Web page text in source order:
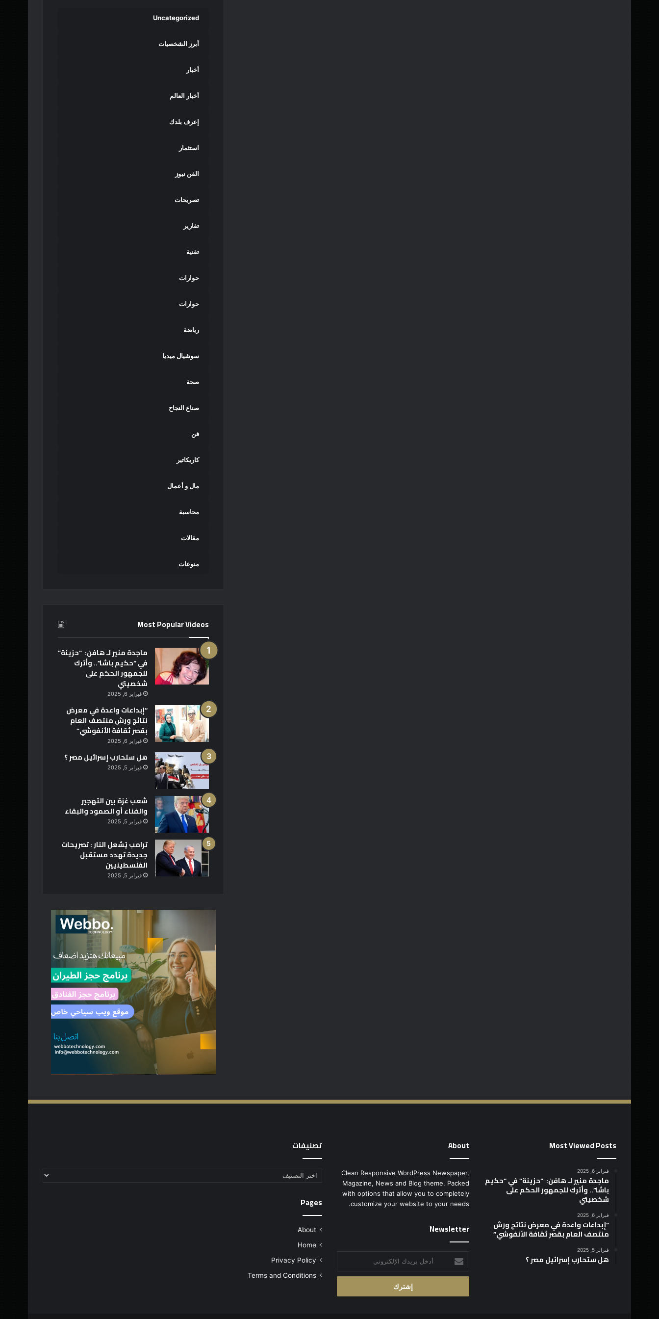
Uncategorized
أبرز الشخصيات
أخبار
أخبار العالم
إعرف بلدك
استثمار
الفن نيوز
تصريحات
تقارير
تقنية
حوارات
حوارات
رياضة
سوشيال ميديا
صحة
صناع النجاح
فن
كاريكاتير
مال و أعمال
محاسبة
مقالات
منوعات
Most Popular Videos
ماجدة منير لـ هافن: “حزينة”
في “حكيم باشا”.. وأترك
للجمهور الحكم على
شخصيتي
فبراير 6, 2025
“إبداعات واعدة في معرض
نتائج ورش منتصف العام
بقصر ثقافة الأنفوشي”
فبراير 6, 2025
هل ستحارب إسرائيل مصر ؟
فبراير 5, 2025
شعب غزة بين التهجير
والفناء أو الصمود والبقاء
فبراير 5, 2025
ترامب يُشعل النار : تصريحات
جديدة تهدد مستقبل
الفلسطينيين
فبراير 5, 2025
Most Viewed Posts
فبراير 6, 2025
ماجدة منير لـ هافن: “حزينة” في “حكيم
باشا”.. وأترك للجمهور الحكم على
شخصيتي
فبراير 6, 2025
“إبداعات واعدة في معرض نتائج ورش
منتصف العام بقصر ثقافة الأنفوشي”
فبراير 5, 2025
هل ستحارب إسرائيل مصر ؟
About
Clean Responsive WordPress Newspaper,
Magazine, News and Blog theme. Packed
with options that allow you to completely
customize your website to your needs.
Newsletter
بريدك
الإلكتروني
تصنيفات
تصنيفات
Pages
About
Home
Privacy Policy
Terms and Conditions